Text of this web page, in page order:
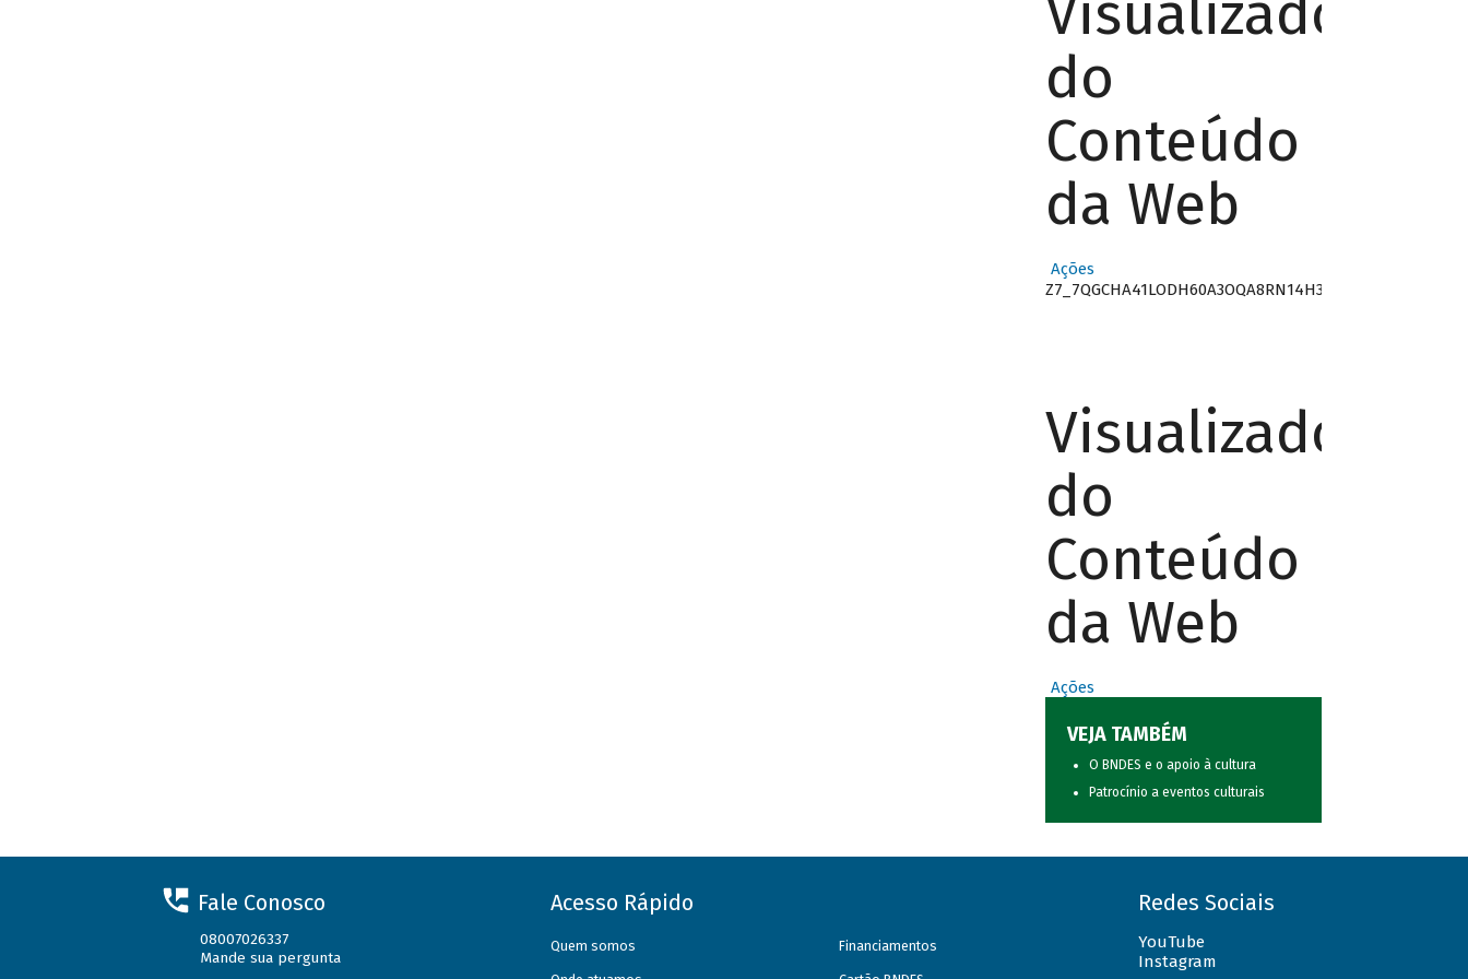
Visualizador
do
Conteúdo
da Web
Ações
Z7_7QGCHA41LODH60A3OQA8RN14H3
Visualizador
do
Conteúdo
da Web
Ações
VEJA TAMBÉM
O BNDES e o apoio à cultura
Patrocínio a eventos culturais
Fale Conosco
08007026337
Mande sua pergunta
Acesso Rápido
Quem somos Financiamentos
Redes Sociais
YouTube
Instagram